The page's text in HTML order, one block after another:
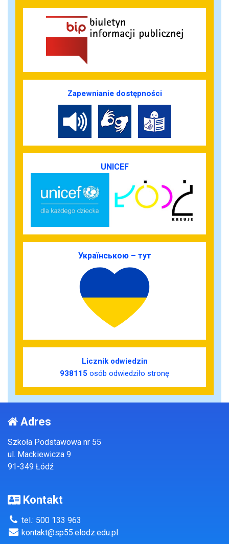
Zapewnianie dostępności
UNICEF
Українською – тут
Licznik odwiedzin
938115 osób odwiedziło stronę
Adres
Szkoła Podstawowa nr 55
ul. Mackiewicza 9
91-349 Łódź
Kontakt
tel.: 500 133 963
kontakt@sp55.elodz.edu.pl